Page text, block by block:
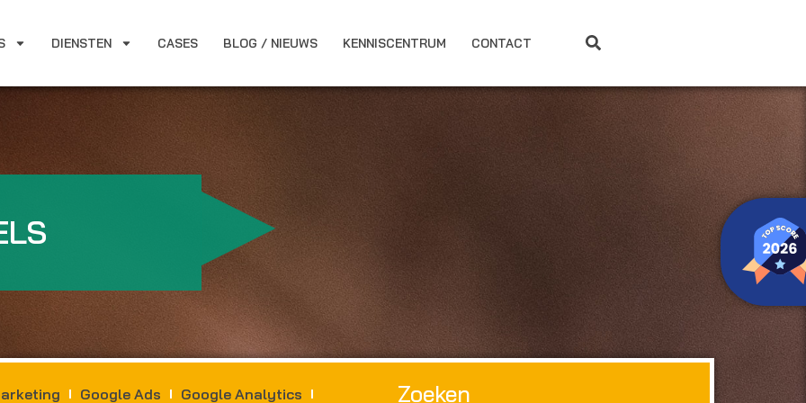
DIENSTEN CASES BLOG / NIEUWS KENNISCENTRUM CONTACT
Google Ads
Google Analytics
Zoeken